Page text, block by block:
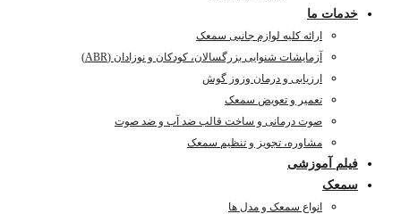
خدمات ما
ارائه کلیه لوازم جانبی سمعک
آزمایشات شنوایی بزرگسالان، کودکان و نوزادان (ABR)
ارزیابی و درمان وزوز گوش
تعمیر و تعویض سمعک
صوت درمانی و ساخت قالب ضد آب و ضد صوت
مشاوره، تجویز و تنظیم سمعک
فیلم آموزشی
سمعک
انواع سمعک و مدل ها